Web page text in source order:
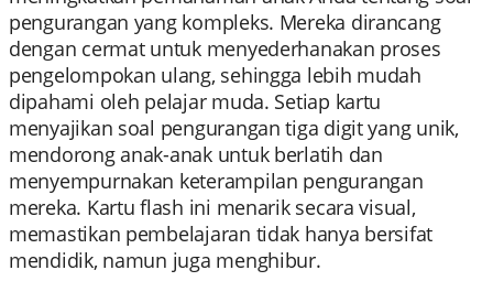
pengurangan yang kompleks. Mereka dirancang
dengan cermat untuk menyederhanakan proses
pengelompokan ulang, sehingga lebih mudah
dipahami oleh pelajar muda. Setiap kartu
menyajikan soal pengurangan tiga digit yang unik,
mendorong anak-anak untuk berlatih dan
menyempurnakan keterampilan pengurangan
mereka. Kartu flash ini menarik secara visual,
memastikan pembelajaran tidak hanya bersifat
mendidik, namun juga menghibur.